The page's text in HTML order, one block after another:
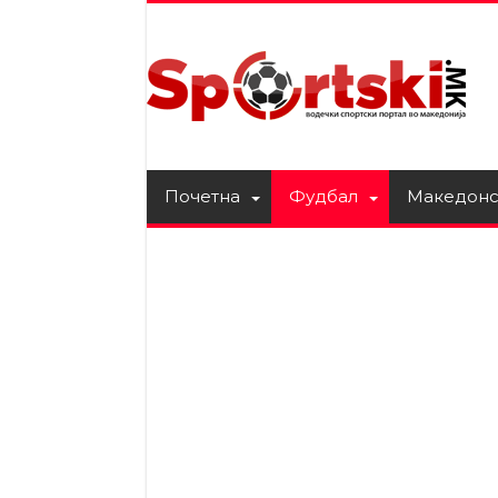
Почетна Фудбал